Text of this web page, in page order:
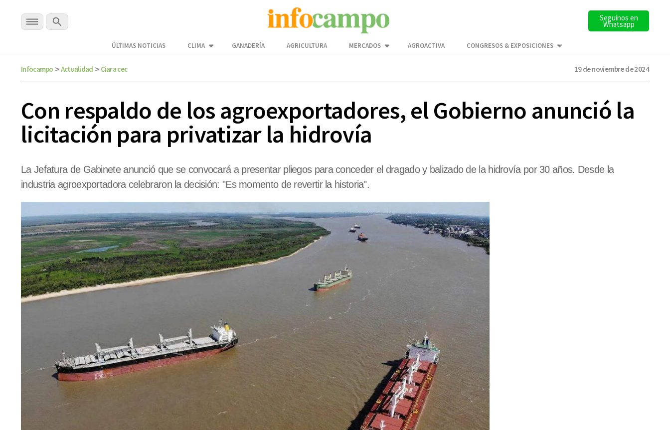
Seguinos en
Whatsapp
ÚLTIMAS NOTICIAS CLIMA GANADERÍA AGRICULTURA MERCADOS AGROACTIVA CONGRESOS & EXPOSICIONES
Infocampo > Actualidad > Ciara cec 19 de noviembre de 2024
Con respaldo de los agroexportadores, el Gobierno anunció la
licitación para privatizar la hidrovía
La Jefatura de Gabinete anunció que se convocará a presentar pliegos para conceder el dragado y balizado de la hidrovía por 30 años. Desde la
industria agroexportadora celebraron la decisión: "Es momento de revertir la historia".